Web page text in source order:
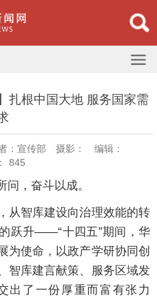
扎根中国大地 服务国家需
：宣传部 摄影：
编辑：
845
问，奋斗以成。
从智库建设向治理效能的转
跃升——“十四五”期间，华
为使命，以政产学研协同创
智库建言献策、服务区域发
出了一份厚重而富有张力